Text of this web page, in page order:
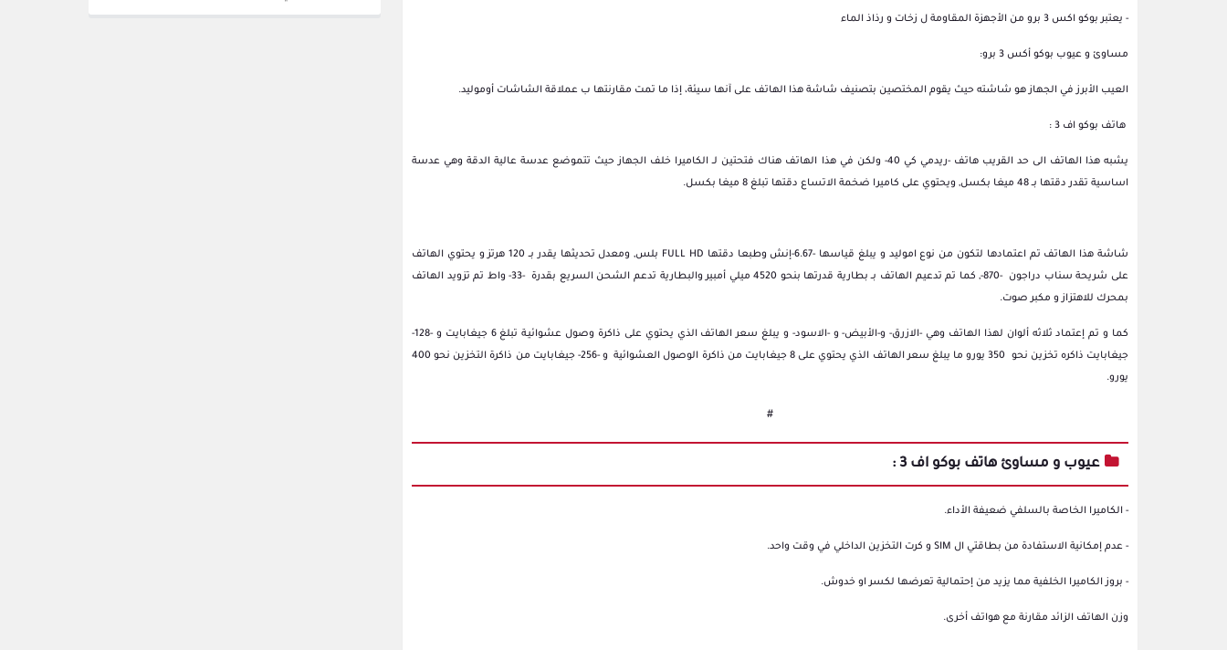
- يعتبر بوكو اكس 3 برو من الأجهزة المقاومة ل زخات و رذاذ الماء
مساوئ و عيوب بوكو أكس 3 برو:
العيب الأبرز في الجهاز هو شاشته حيث يقوم المختصين بتصنيف شاشة هذا الهاتف على آنها سيئة، إذا ما تمت مقارنتها ب عملاقة الشاشات أوموليد.
هاتف بوكو اف 3 :
يشبه هذا الهاتف الى حد القريب هاتف -ريدمي كي 40- ولكن في هذا الهاتف هناك فتحتين لــ الكاميرا خلف الجهاز حيث تتموضع عدسة عالية الدقة وهي عدسة
اساسية تقدر دقتها بــ 48 ميغا بكسل, ويحتوي على كاميرا ضخمة الاتساع دقتها تبلغ 8 ميغا بكسل.
شاشة هذا الهاتف تم اعتمادها لتكون من نوع اموليد و يبلغ قياسها -6.67-إنش وطبعا دقتها FULL HD بلس, ومعدل تحديثها يقدر بــ 120 هرتز و يحتوي الهاتف
على شريحة سناب دراجون -870-, كما تم تدعيم الهاتف بــ بطارية قدرتها بنحو 4520 ميلي أمبير والبطارية تدعم الشحن السريع بقدرة -33- واط تم تزويد الهاتف
بمحرك للاهتزاز و مكبر صوت.
كما و تم إعتماد ثلاثه ألوان لهذا الهاتف وهي -الازرق- و-الأبيض- و -الاسود- و يبلغ سعر الهاتف الذي يحتوي على ذاكرة وصول عشوائيـة تبلغ 6 جيغابايت و -128-
جيغابايت ذاكره تخزين نحو 350 يورو ما يبلغ سعر الهاتف الذي يحتوي على 8 جيغابايت من ذاكرة الوصول العشوائية و -256- جيغابايت من ذاكرة التخزين نحو 400
يورو.
#
عيوب و مساوئ هاتف بوكو اف 3 :
- الكاميرا الخاصة بالسلفي ضعيفة الأداء.
- عدم إمكانية الاستفادة من بطاقتي ال SIM و كرت التخزين الداخلي في وقت واحد.
- بروز الكاميرا الخلفية مما يزيد من إحتمالية تعرضها لكسر او خدوش.
وزن الهاتف الزائد مقارنة مع هواتف أخرى.